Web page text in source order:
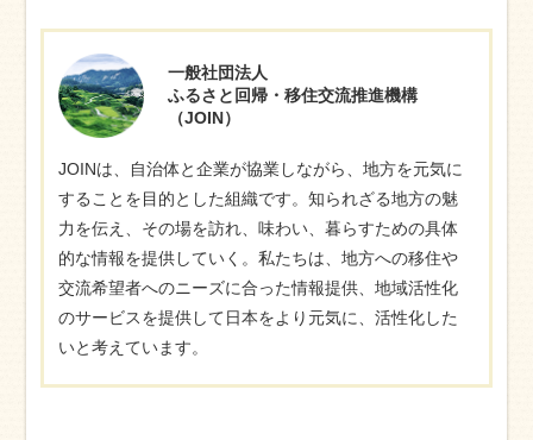
一般社団法人
ふるさと回帰・移住交流推進機構
（JOIN）
JOINは、自治体と企業が協業しながら、地方を元気に
することを目的とした組織です。知られざる地方の魅
力を伝え、その場を訪れ、味わい、暮らすための具体
的な情報を提供していく。私たちは、地方への移住や
交流希望者へのニーズに合った情報提供、地域活性化
のサービスを提供して日本をより元気に、活性化した
いと考えています。